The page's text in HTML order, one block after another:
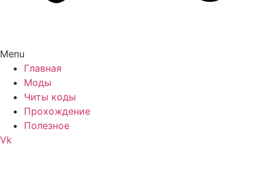
Menu
Главная
Моды
Читы коды
Прохождение
Полезное
Vk